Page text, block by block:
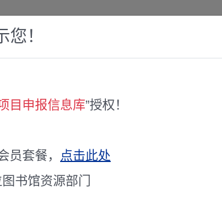
！
关项目申报启动！
！
目申报信息库”授权！
员套餐，
点击此处
书馆资源部门